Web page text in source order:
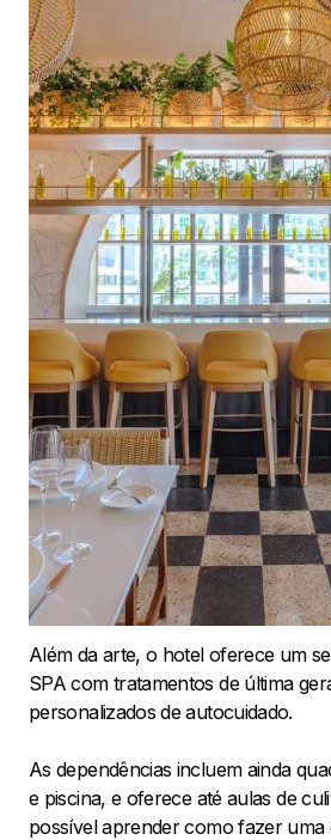
Além da arte, o hotel oferece um
SPA com tratamentos de última
personalizados de autocuidado.
As dependências incluem ainda
e piscina, e oferece até aulas de
possível aprender como fazer uma